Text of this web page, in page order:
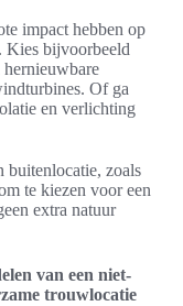
impact hebben op
Kies bijvoorbeeld
Of ga
en verlichting
buitenlocatie, zoals
te kiezen voor een
extra natuur
van een niet-
trouwlocatie